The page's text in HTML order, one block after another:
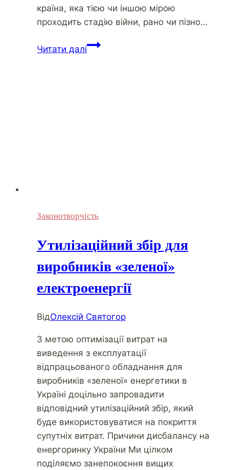
країна, яка тією чи іншою мірою
проходить стадію війни, рано чи пізно…
Читати далі
Законотворчість
Утилізаційний збір для
виробників «зеленої»
електроенергії
ВідОлексій Святогор
З метою оптимізації витрат на
виведення з експлуатації
відпрацьованого обладнання для
виробників «зеленої» енергетики в
Україні доцільно запровадити
відповідний утилізаційний збір, який
буде використовуватися на покриття
супутніх витрат. Причини дисбалансу на
енергоринку України Ми цілком
поділяємо занепокоєння вищих